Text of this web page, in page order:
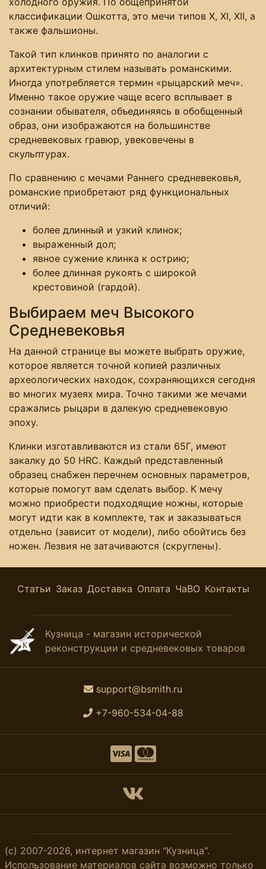
классификации Ошкотта, это мечи типов X, XI, XII, а
также фальшионы.
Такой тип клинков принято по аналогии с
архитектурным стилем называть романскими.
Иногда употребляется термин «рыцарский меч».
Именно такое оружие чаще всего всплывает в
сознании обывателя, объединяясь в обобщенный
образ, они изображаются на большинстве
средневековых гравюр, увековечены в
скульптурах.
По сравнению с мечами Раннего средневековья,
романские приобретают ряд функциональных
отличий:
более длинный и узкий клинок;
выраженный дол;
явное сужение клинка к острию;
более длинная рукоять с широкой
крестовиной (гардой).
Выбираем меч Высокого
Средневековья
На данной странице вы можете выбрать оружие,
которое является точной копией различных
археологических находок, сохраняющихся сегодня
во многих музеях мира. Точно такими же мечами
сражались рыцари в далекую средневековую
эпоху.
Клинки изготавливаются из стали 65Г, имеют
закалку до 50 HRC. Каждый представленный
образец снабжен перечнем основных параметров,
которые помогут вам сделать выбор. К мечу
можно приобрести подходящие ножны, которые
могут идти как в комплекте, так и заказываться
отдельно (зависит от модели), либо обойтись без
ножен. Лезвия не затачиваются (скруглены).
Статьи Заказ Доставка Оплата ЧаВО Контакты
Кузница - магазин исторической
реконструкции и средневековых товаров
support@bsmith.ru
+7-960-534-04-88
(с) 2007-2026, интернет магазин "Кузница".
Использование материалов сайта возможно только